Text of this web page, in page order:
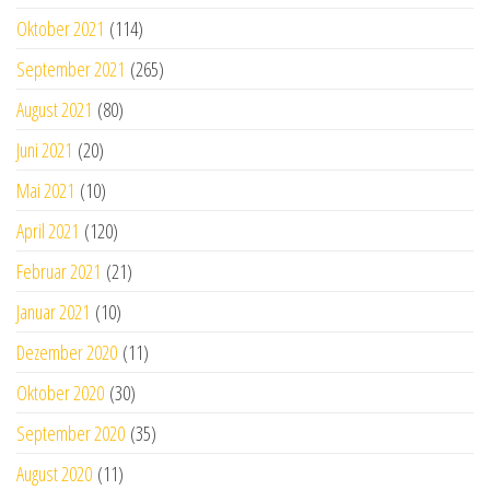
Oktober 2021 (114)
September 2021 (265)
August 2021 (80)
Juni 2021 (20)
Mai 2021 (10)
April 2021 (120)
Februar 2021 (21)
Januar 2021 (10)
Dezember 2020 (11)
Oktober 2020 (30)
September 2020 (35)
August 2020 (11)